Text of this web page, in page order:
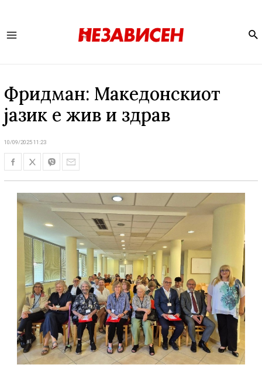
Фридман: Македонскиот
јазик е жив и здрав
10/09/2025 11:23